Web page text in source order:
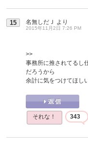
15 名無しだＪ より
2015年11月2日 7:26 PM
>>
事務所に推されてるし
だろうから
余計に気をつけてほし
それな！ 343